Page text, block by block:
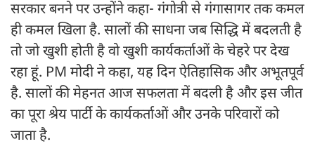
सरकार बनने पर उन्होंने कहा- गंगोत्री से गंगासागर तक कमल
ही कमल खिला है. सालों की साधना जब सिद्धि में बदलती है
तो जो खुशी होती है वो खुशी कार्यकर्ताओं के चेहरे पर देख
रहा हूं. PM मोदी ने कहा, यह दिन ऐतिहासिक और अभूतपूर्व
है. सालों की मेहनत आज सफलता में बदली है और इस जीत
का पूरा श्रेय पार्टी के कार्यकर्ताओं और उनके परिवारों को
जाता है.